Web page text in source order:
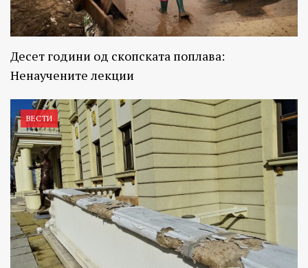
Десет години од скопската поплава:
Ненаучените лекции
ВЕСТИ